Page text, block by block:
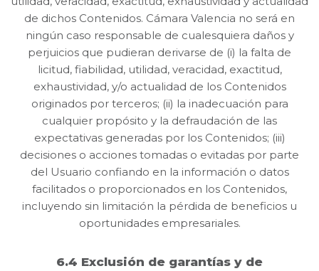
de dichos Contenidos. Cámara Valencia no será en
ningún caso responsable de cualesquiera daños y
perjuicios que pudieran derivarse de (i) la falta de
licitud, fiabilidad, utilidad, veracidad, exactitud,
exhaustividad, y/o actualidad de los Contenidos
originados por terceros; (ii) la inadecuación para
cualquier propósito y la defraudación de las
expectativas generadas por los Contenidos; (iii)
decisiones o acciones tomadas o evitadas por parte
del Usuario confiando en la información o datos
facilitados o proporcionados en los Contenidos,
incluyendo sin limitación la pérdida de beneficios u
oportunidades empresariales.
6.4 Exclusión de garantías y de